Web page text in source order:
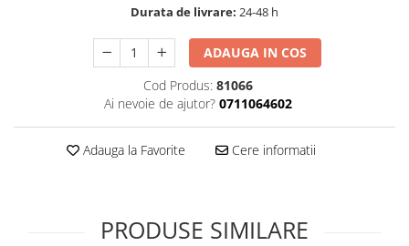
Supliment Vitamina E
Tincturi si Gemoderivate
Tuse gat si respiratie
Durata de livrare: 24-48 h
ADAUGA IN COS
Cod Produs: 81066
Ai nevoie de ajutor? 0711064602
Adauga la Favorite Cere informatii
PRODUSE SIMILARE